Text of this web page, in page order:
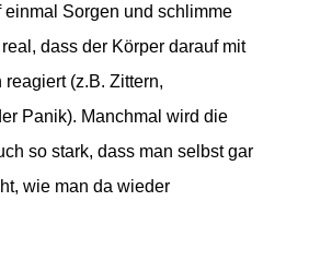
einmal Sorgen und schlimme
dass der Körper darauf mit
(z.B. Zittern,
Panik). Manchmal wird die
so stark, dass man selbst gar
wie man da wieder